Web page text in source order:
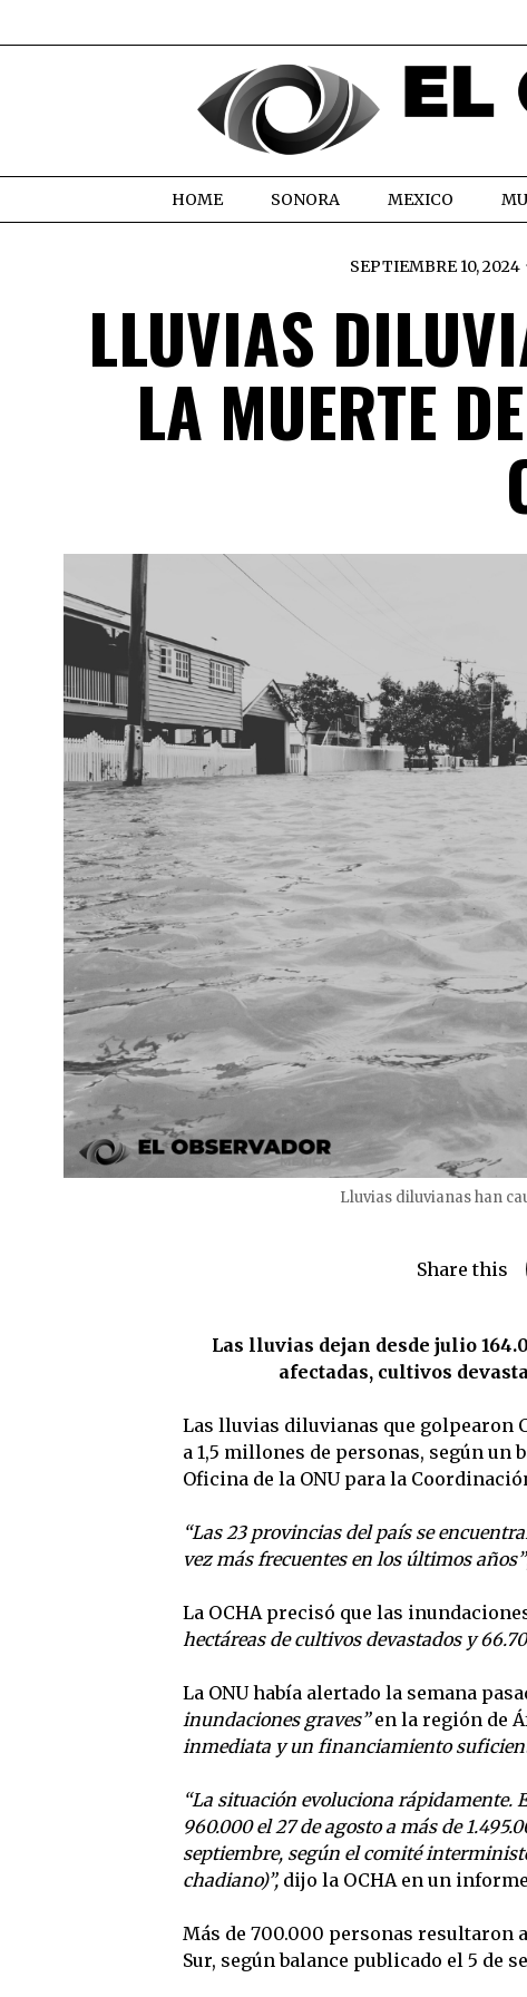
HOME SONORA MEXICO
SEPTIEMBRE 10, 2024
LLUVIAS
LA MUERTE
Lluvias diluvianas han
Share this
Las lluvias dejan desde julio
afectadas, cultivos
Las lluvias diluvianas que golpearon
a 1,5 millones de personas, según un
Oficina de la ONU para la
“Las 23 provincias del país se
vez más frecuentes en los últimos años”
La OCHA precisó que las
hectáreas de cultivos devastados y
La ONU había alertado la semana
inundaciones graves”en la región de
inmediata y un financiamiento
“La situación evoluciona rápidamente.
960.000 el 27 de agosto a más de
septiembre, según el comité
chadiano)”, dijo la OCHA en un
Más de 700.000 personas resultaron
Sur, según balance publicado el 5 de